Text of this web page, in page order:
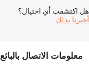
هل اكتشفت أي احتيال؟
أخبرنا بذلك
معلومات الاتصال بالبائع